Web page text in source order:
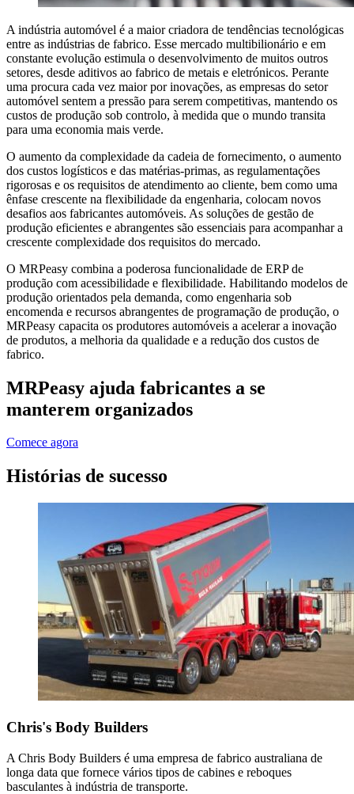
A indústria automóvel é a maior criadora de tendências tecnológicas
entre as indústrias de fabrico. Esse mercado multibilionário e em
constante evolução estimula o desenvolvimento de muitos outros
setores, desde aditivos ao fabrico de metais e eletrónicos. Perante
uma procura cada vez maior por inovações, as empresas do setor
automóvel sentem a pressão para serem competitivas, mantendo os
custos de produção sob controlo, à medida que o mundo transita
para uma economia mais verde.
O aumento da complexidade da cadeia de fornecimento, o aumento
dos custos logísticos e das matérias-primas, as regulamentações
rigorosas e os requisitos de atendimento ao cliente, bem como uma
ênfase crescente na flexibilidade da engenharia, colocam novos
desafios aos fabricantes automóveis. As soluções de gestão de
produção eficientes e abrangentes são essenciais para acompanhar a
crescente complexidade dos requisitos do mercado.
O MRPeasy combina a poderosa funcionalidade de ERP de
produção com acessibilidade e flexibilidade. Habilitando modelos de
produção orientados pela demanda, como engenharia sob
encomenda e recursos abrangentes de programação de produção, o
MRPeasy capacita os produtores automóveis a acelerar a inovação
de produtos, a melhoria da qualidade e a redução dos custos de
fabrico.
MRPeasy ajuda fabricantes a se
manterem organizados
Comece agora
Histórias de sucesso
Chris's Body Builders
A Chris Body Builders é uma empresa de fabrico australiana de
longa data que fornece vários tipos de cabines e reboques
basculantes à indústria de transporte.